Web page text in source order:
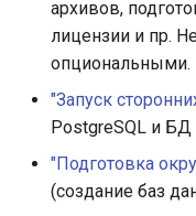
Раздел
Раздел «Мониторинг»
Раздел «Лицензии»
Раздел «Плагины»
LUNA PLATFORM
LUNA PLATFORM
LUNA PLATFORM
LUNA PLATFORM
архивов,
лицензии и пр.
опциональными.
"Запуск
PostgreSQL и БД
"Подготовка
(создание баз